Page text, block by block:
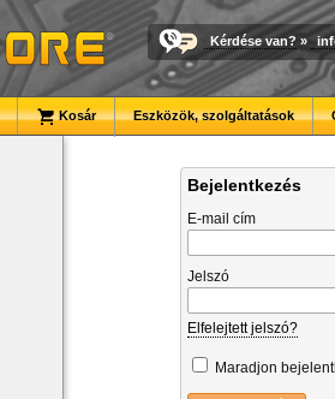
Kérdése van? »
Kosár Eszközök, szolgáltatások
Bejelentkezés
E-mail cím
Jelszó
Elfelejtett jelszó?
Maradjon